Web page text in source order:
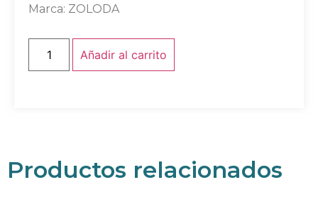
Marca: ZOLODA
Añadir al carrito
Productos relacionados